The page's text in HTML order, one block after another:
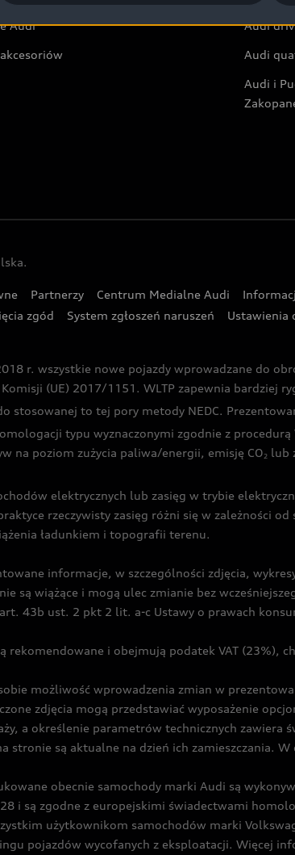
Audi Audi
Audi
Audi i
Partnerzy Centrum Medialne Audi
zgód
System zgłoszeń naruszeń Ustawienia
r. wszystkie nowe pojazdy wprowadzane do
(UE) 2017/1151. WLTP zapewnia bardziej
stosowanej to tej pory metody NEDC.
typu wyznaczonymi zgodnie z
na poziom zużycia paliwa/energii, emisję CO2 lub
elektrycznych lub zasięg w trybie
rzeczywisty zasięg różni się w zależności
ładunkiem i topografii terenu.
informacje, w szczególności zdjęcia,
są wiążące i mogą ulec zmianie bez
43b ust. 2 pkt 2 lit. a-c Ustawy o prawach
rekomendowane i obejmują podatek VAT (23%),
możliwość wprowadzenia zmian w
zdjęcia mogą przedstawiać wyposażenie
a określenie parametrów technicznych
stronie są aktualne na dzień ich zamieszczania.
obecnie samochody marki Audi są
i są zgodne z europejskimi świadectwami
użytkownikom samochodów marki
pojazdów wycofanych z eksploatacji. Więcej